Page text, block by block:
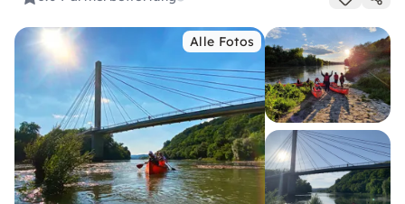
Alle Fotos